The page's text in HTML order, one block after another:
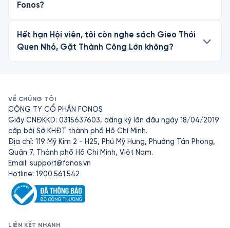
Fonos?
Hết hạn Hội viên, tôi còn nghe sách Gieo Thói
Quen Nhỏ, Gặt Thành Công Lớn không?
VỀ CHÚNG TÔI
CÔNG TY CỔ PHẦN FONOS
Giấy CNĐKKD: 0315637603, đăng ký lần đầu ngày 18/04/2019
cấp bởi Sở KHĐT thành phố Hồ Chí Minh.
Địa chỉ: 119 Mỹ Kim 2 - H25, Phú Mỹ Hưng, Phường Tân Phong,
Quận 7, Thành phố Hồ Chí Minh, Việt Nam.
Email: support@fonos.vn
Hotline: 1900.561.542
LIÊN KẾT NHANH